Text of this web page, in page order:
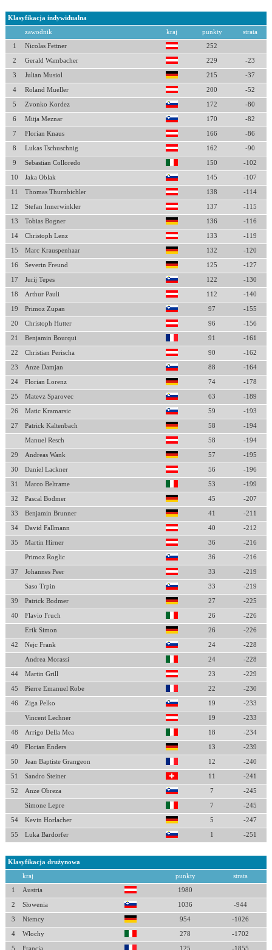
Klasyfikacja indywidualna
zawodnik kraj punkty strata
1 Nicolas Fettner 252
2 Gerald Wambacher 229 -23
3 Julian Musiol 215 -37
4 Roland Mueller 200 -52
5 Zvonko Kordez 172 -80
6 Mitja Meznar 170 -82
7 Florian Knaus 166 -86
8 Lukas Tschuschnig 162 -90
9 Sebastian Colloredo 150 -102
10 Jaka Oblak 145 -107
11 Thomas Thurnbichler 138 -114
12 Stefan Innerwinkler 137 -115
13 Tobias Bogner 136 -116
14 Christoph Lenz 133 -119
15 Marc Krauspenhaar 132 -120
16 Severin Freund 125 -127
17 Jurij Tepes 122 -130
18 Arthur Pauli 112 -140
19 Primoz Zupan 97 -155
20 Christoph Hutter 96 -156
21 Benjamin Bourqui 91 -161
22 Christian Perischa 90 -162
23 Anze Damjan 88 -164
24 Florian Lorenz 74 -178
25 Matevz Sparovec 63 -189
26 Matic Kramarsic 59 -193
27 Patrick Kaltenbach 58 -194
Manuel Resch 58 -194
29 Andreas Wank 57 -195
30 Daniel Lackner 56 -196
31 Marco Beltrame 53 -199
32 Pascal Bodmer 45 -207
33 Benjamin Brunner 41 -211
34 David Fallmann 40 -212
35 Martin Hirner 36 -216
Primoz Roglic 36 -216
37 Johannes Peer 33 -219
Saso Trpin 33 -219
39 Patrick Bodmer 27 -225
40 Flavio Fruch 26 -226
Erik Simon 26 -226
42 Nejc Frank 24 -228
Andrea Morassi 24 -228
44 Martin Grill 23 -229
45 Pierre Emanuel Robe 22 -230
46 Ziga Pelko 19 -233
Vincent Lechner 19 -233
48 Arrigo Della Mea 18 -234
49 Florian Enders 13 -239
50 Jean Baptiste Grangeon 12 -240
51 Sandro Steiner 11 -241
52 Anze Obreza 7 -245
Simone Lepre 7 -245
54 Kevin Horlacher 5 -247
55 Luka Bardorfer 1 -251
Klasyfikacja drużynowa
kraj punkty strata
1 Austria 1980
2 Słowenia 1036 -944
3 Niemcy 954 -1026
4 Włochy 278 -1702
5 Francja 125 -1855